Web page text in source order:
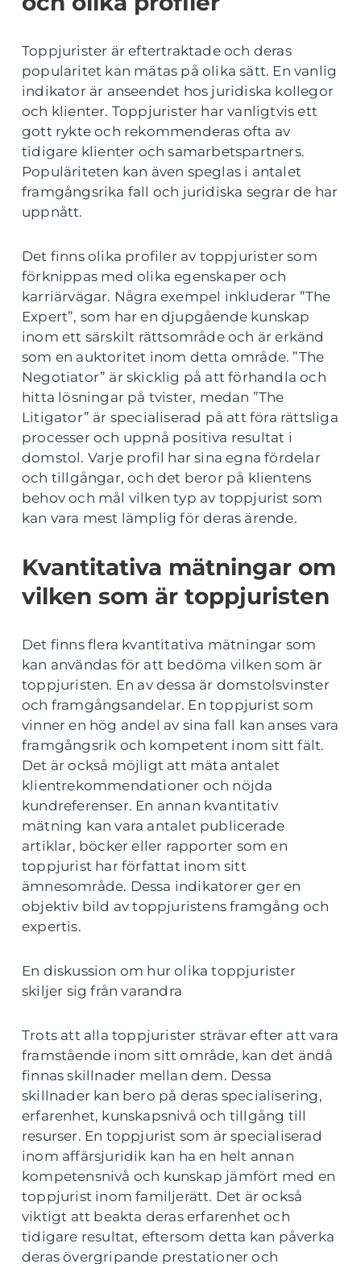
Toppjurister är eftertraktade och deras
popularitet kan mätas på olika sätt. En vanlig
indikator är anseendet hos juridiska kollegor
och klienter. Toppjurister har vanligtvis ett
gott rykte och rekommenderas ofta av
tidigare klienter och samarbetspartners.
Populäriteten kan även speglas i antalet
framgångsrika fall och juridiska segrar de har
uppnått.
Det finns olika profiler av toppjurister som
förknippas med olika egenskaper och
karriärvägar. Några exempel inkluderar ”The
Expert”, som har en djupgående kunskap
inom ett särskilt rättsområde och är erkänd
som en auktoritet inom detta område. ”The
Negotiator” är skicklig på att förhandla och
hitta lösningar på tvister, medan ”The
Litigator” är specialiserad på att föra rättsliga
processer och uppnå positiva resultat i
domstol. Varje profil har sina egna fördelar
och tillgångar, och det beror på klientens
behov och mål vilken typ av toppjurist som
kan vara mest lämplig för deras ärende.
Kvantitativa mätningar om
vilken som är toppjuristen
Det finns flera kvantitativa mätningar som
kan användas för att bedöma vilken som är
toppjuristen. En av dessa är domstolsvinster
och framgångsandelar. En toppjurist som
vinner en hög andel av sina fall kan anses vara
framgångsrik och kompetent inom sitt fält.
Det är också möjligt att mäta antalet
klientrekommendationer och nöjda
kundreferenser. En annan kvantitativ
mätning kan vara antalet publicerade
artiklar, böcker eller rapporter som en
toppjurist har författat inom sitt
ämnesområde. Dessa indikatorer ger en
objektiv bild av toppjuristens framgång och
expertis.
En diskussion om hur olika toppjurister
skiljer sig från varandra
Trots att alla toppjurister strävar efter att vara
framstående inom sitt område, kan det ändå
finnas skillnader mellan dem. Dessa
skillnader kan bero på deras specialisering,
erfarenhet, kunskapsnivå och tillgång till
resurser. En toppjurist som är specialiserad
inom affärsjuridik kan ha en helt annan
kompetensnivå och kunskap jämfört med en
toppjurist inom familjerätt. Det är också
viktigt att beakta deras erfarenhet och
tidigare resultat, eftersom detta kan påverka
deras övergripande prestationer och